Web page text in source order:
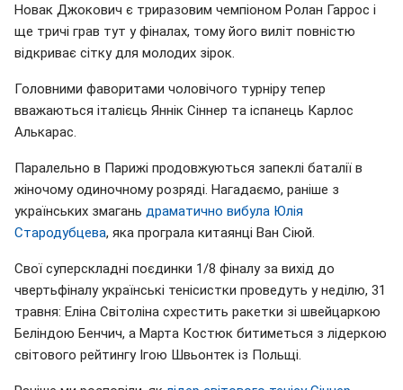
Новак Джокович є триразовим чемпіоном Ролан Гаррос і
ще тричі грав тут у фіналах, тому його виліт повністю
відкриває сітку для молодих зірок.
Головними фаворитами чоловічого турніру тепер
вважаються італієць Яннік Сіннер та іспанець Карлос
Алькарас.
Паралельно в Парижі продовжуються запеклі баталії в
жіночому одиночному розряді. Нагадаємо, раніше з
українських змагань драматично вибула Юлія
Стародубцева, яка програла китаянці Ван Сіюй.
Свої суперскладні поєдинки 1/8 фіналу за вихід до
чвертьфіналу українські тенісистки проведуть у неділю, 31
травня: Еліна Світоліна схрестить ракетки зі швейцаркою
Беліндою Бенчич, а Марта Костюк битиметься з лідеркою
світового рейтингу Ігою Швьонтек із Польщі.